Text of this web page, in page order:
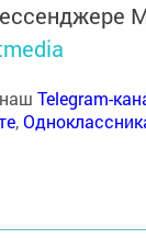
Telegram-
,